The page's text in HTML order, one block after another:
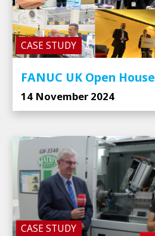
CASE STUDY
FANUC UK Open House
14 November 2024
CASE STUDY